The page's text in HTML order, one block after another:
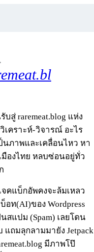
สู่ raremeat.blog แห่ง
เคราะห์-วิจารณ์ อะไร
นภาพและเคลื่อนไหว หา
มืองไทย หลบซ่อนอยู่ทั่ว
จคแบ็กอัพคงจะล้มเหลว
อท(AI)ของ Wordpress
สแปม (Spam) เลยโดน
แถมลุกลามมายัง Jetpack
มีภาพโป๊